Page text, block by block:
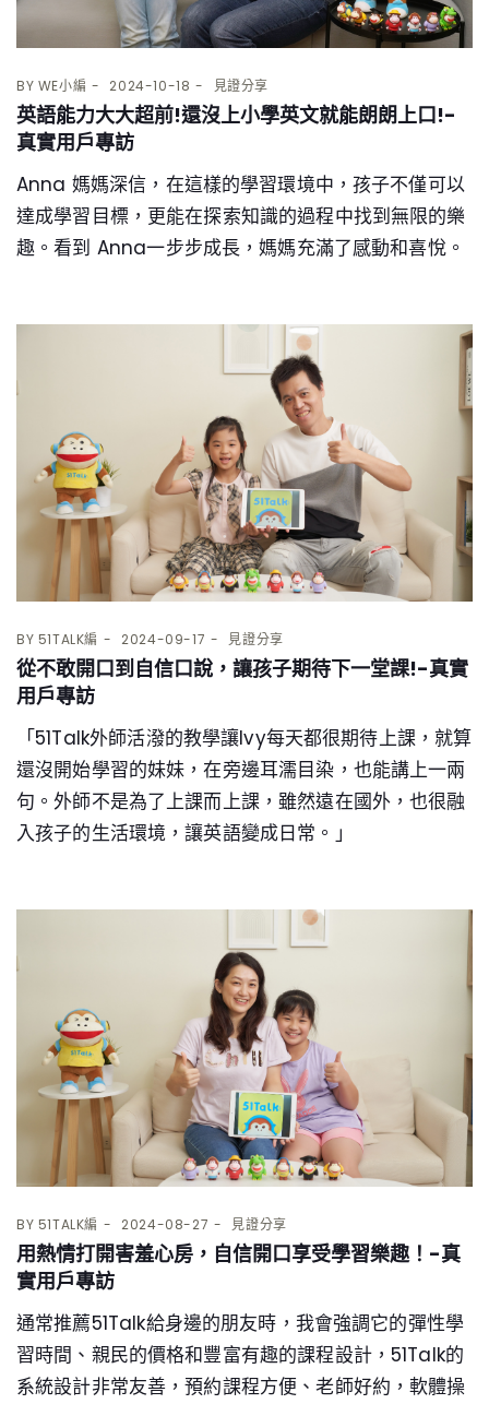
BY WE小編 2024-10-18 見證分享
英語能力大大超前!還沒上小學英文就能朗朗上口!-
真實用戶專訪
Anna 媽媽深信，在這樣的學習環境中，孩子不僅可以
達成學習目標，更能在探索知識的過程中找到無限的樂
趣。看到 Anna一步步成長，媽媽充滿了感動和喜悅。
BY 51TALK編 2024-09-17 見證分享
從不敢開口到自信口說，讓孩子期待下一堂課!-真實
用戶專訪
「51Talk外師活潑的教學讓Ivy每天都很期待上課，就算
還沒開始學習的妹妹，在旁邊耳濡目染，也能講上一兩
句。外師不是為了上課而上課，雖然遠在國外，也很融
入孩子的生活環境，讓英語變成日常。」
BY 51TALK編 2024-08-27 見證分享
用熱情打開害羞心房，自信開口享受學習樂趣！-真
實用戶專訪
通常推薦51Talk給身邊的朋友時，我會強調它的彈性學
習時間、親民的價格和豐富有趣的課程設計，51Talk的
系統設計非常友善，預約課程方便、老師好約，軟體操